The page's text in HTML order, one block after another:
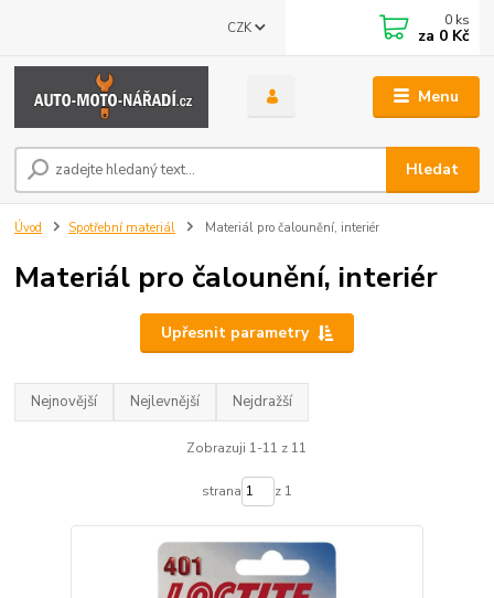
Menu
CZK
Hledat
0 ks
za 0 Kč
Úvod Spotřební materiál Materiál pro čalounění, interiér
Materiál pro čalounění, interiér
Upřesnit parametry
Nejnovější Nejlevnější Nejdražší
Zobrazuji 1-11 z 11
strana z 1